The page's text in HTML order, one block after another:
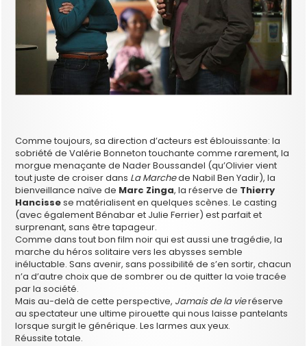
Comme toujours, sa direction d’acteurs est éblouissante: la
sobriété de Valérie Bonneton touchante comme rarement, la
morgue menaçante de Nader Boussandel (qu’Olivier vient
tout juste de croiser dans La Marchede Nabil Ben Yadir), la
bienveillance naïve de Marc Zinga, la réserve de Thierry
Hancissese matérialisent en quelques scènes. Le casting
(avec également Bénabar et Julie Ferrier) est parfait et
surprenant, sans être tapageur.
Comme dans tout bon film noir qui est aussi une tragédie, la
marche du héros solitaire vers les abysses semble
inéluctable. Sans avenir, sans possibilité de s’en sortir, chacun
n’a d’autre choix que de sombrer ou de quitter la voie tracée
par la société.
Mais au-delà de cette perspective, Jamais de la vieréserve
au spectateur une ultime pirouette qui nous laisse pantelants
lorsque surgit le générique. Les larmes aux yeux.
Réussite totale.